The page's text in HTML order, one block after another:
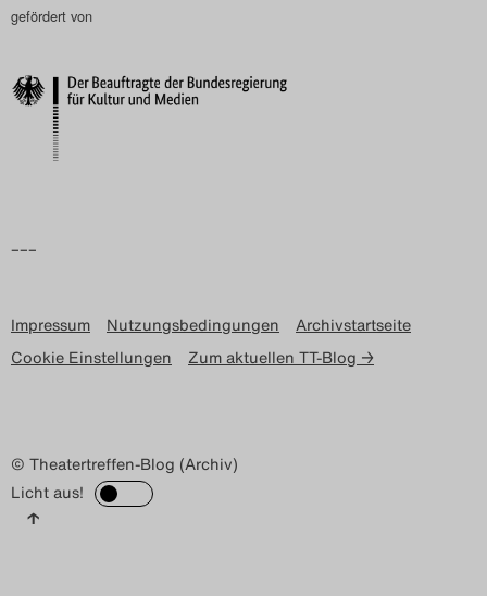
Nutzungsbedingungen
gefördert von
–––
Impressum Nutzungsbedingungen
Archivstartseite
Cookie Einstellungen
Zum aktuellen TT-Blog →
© Theatertreffen-Blog (Archiv)
Licht aus!
↑